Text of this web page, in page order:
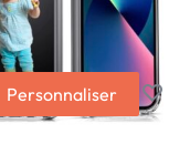
Personnaliser